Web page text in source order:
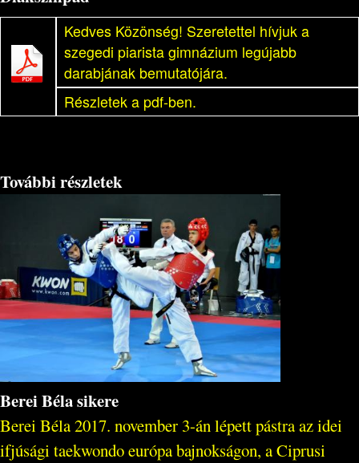
Kedves Közönség! Szeretettel hívjuk a
szegedi piarista gimnázium legújabb
darabjának bemutatójára.
Részletek a pdf-ben.
További részletek
Berei Béla sikere
Berei Béla 2017. november 3-án lépett pástra az idei
ifjúsági taekwondo európa bajnokságon, a Ciprusi